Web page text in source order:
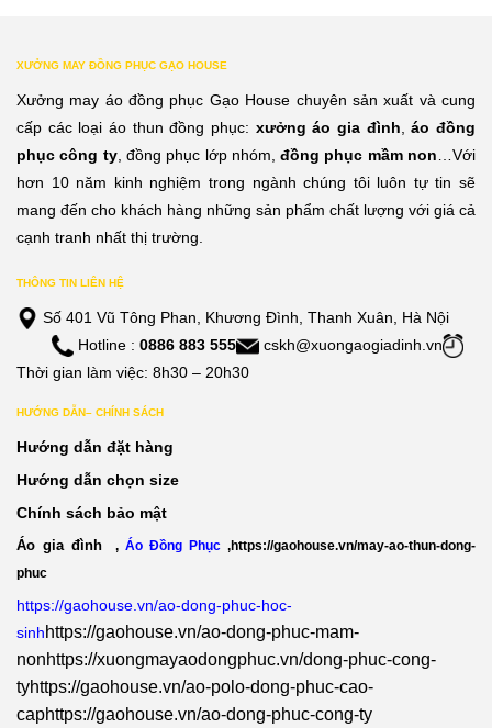
XƯỞNG MAY ĐỒNG PHỤC GẠO HOUSE
Xưởng may áo đồng phục Gạo House chuyên sản xuất và cung
cấp các loại áo thun đồng phục: xưởng áo gia đình ,áo đồng
phục công ty, đồng phục lớp nhóm,đồng phục mầm non …Với
hơn 10 năm kinh nghiệm trong ngành chúng tôi luôn tự tin sẽ
mang đến cho khách hàng những sản phẩm chất lượng với giá cả
cạnh tranh nhất thị trường.
THÔNG TIN LIÊN HỆ
Số 401 Vũ Tông Phan, Khương Đình, Thanh Xuân, Hà Nội
Hotline : 0886 883 555
cskh@xuongaogiadinh.vn
Thời gian làm việc: 8h30 – 20h30
HƯỚNG DẪN– CHÍNH SÁCH
Hướng dẫn đặt hàng
Hướng dẫn chọn size
Chính sách bảo mật
Áo gia đình , Áo Đồng Phục ,https://gaohouse.vn/may-ao-thun-dong-
phuc
https://gaohouse.vn/ao-dong-phuc-hoc-
sinhhttps://gaohouse.vn/ao-dong-phuc-mam-
nonhttps://xuongmayaodongphuc.vn/dong-phuc-cong-
tyhttps://gaohouse.vn/ao-polo-dong-phuc-cao-
caphttps://gaohouse.vn/ao-dong-phuc-cong-ty